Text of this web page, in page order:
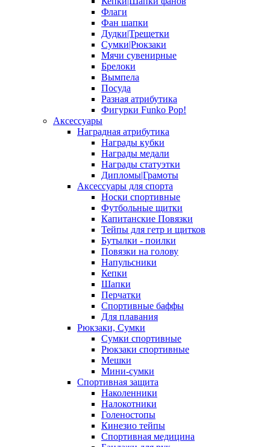
Флаги
Фан шапки
Дудки|Трещетки
Сумки|Рюкзаки
Мячи сувенирные
Брелоки
Вымпела
Посуда
Разная атрибутика
Фигурки Funko Pop!
Аксессуары
Наградная атрибутика
Награды кубки
Награды медали
Награды статуэтки
Дипломы|Грамоты
Аксессуары для спорта
Носки спортивные
Футбольные щитки
Капитанские Повязки
Тейпы для гетр и щитков
Бутылки - поилки
Повязки на голову
Напульсники
Кепки
Шапки
Перчатки
Спортивные баффы
Для плавания
Рюкзаки, Сумки
Сумки спортивные
Рюкзаки спортивные
Мешки
Мини-сумки
Спортивная защита
Наколенники
Налокотники
Голеностопы
Кинезио тейпы
Спортивная медицина